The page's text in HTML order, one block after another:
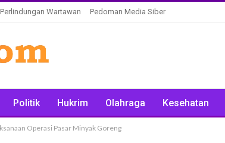
Wartawan Pedoman Media Siber
Politik Hukrim Olahraga Kesehatan
Operasi Pasar Minyak Goreng